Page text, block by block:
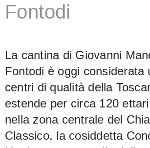
Fontodi
La cantina di Giovanni
Fontodi è oggi considerata
centri di qualità della
estende per circa 120
nella zona centrale del
Classico, la cosiddetta